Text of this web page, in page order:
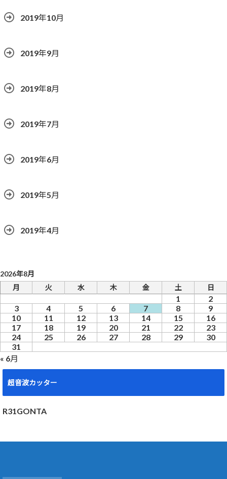
2019年10月
2019年9月
2019年8月
2019年7月
2019年6月
2019年5月
2019年4月
2026年8月
月
火 水 木 金 土 日
1
2
3
4 5 6 7 8
9
10
11 12 13 14 15
16
17
18 19 20 21 22
23
24
25 26 27 28 29
30
31
« 6月
超音波カッター
R31GONTA